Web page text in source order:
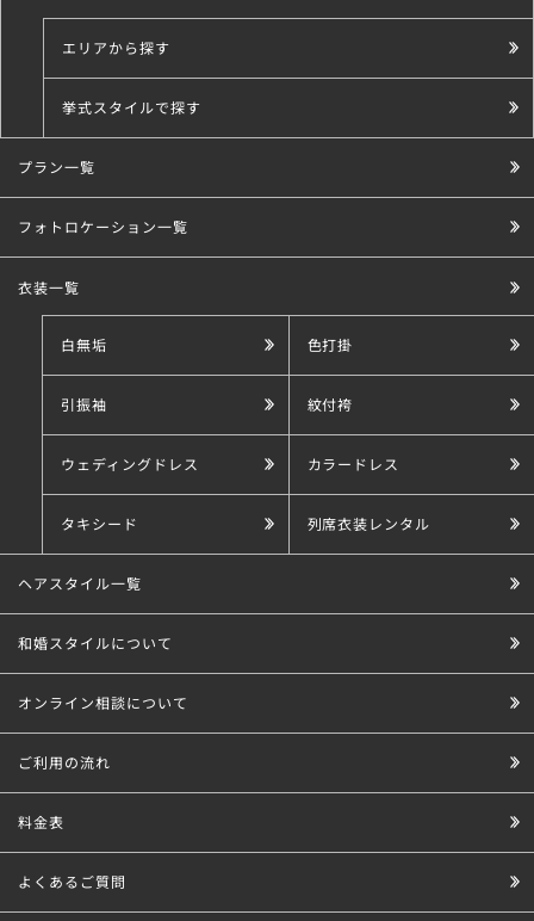
エリアから探す
挙式スタイルで探す
こだわり条件で探す
プラン一覧
フォトロケーション一覧
衣装一覧
白無垢 色打掛
引振袖 紋付袴
ウェディングドレス カラードレス
タキシード 列席衣装レンタル
ヘアスタイル一覧
和婚スタイルについて
オンライン相談について
ご利用の流れ
料金表
よくあるご質問